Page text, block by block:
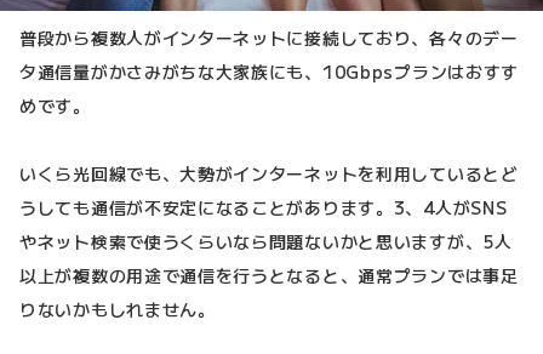
普段から複数人がインターネットに接続しており、各々のデー
タ通信量がかさみがちな大家族にも、10Gbpsプランはおすす
めです。
いくら光回線でも、大勢がインターネットを利用しているとど
うしても通信が不安定になることがあります。3、4人がSNS
やネット検索で使うくらいなら問題ないかと思いますが、5人
以上が複数の用途で通信を行うとなると、通常プランでは事足
りないかもしれません。